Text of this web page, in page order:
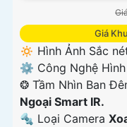
Giá
🔅 Hình Ảnh Sắc
⚙ Công Nghệ Hình
❂ Tầm Nhìn Ban
Ngoại Smart IR.
🔩 Loại Camera